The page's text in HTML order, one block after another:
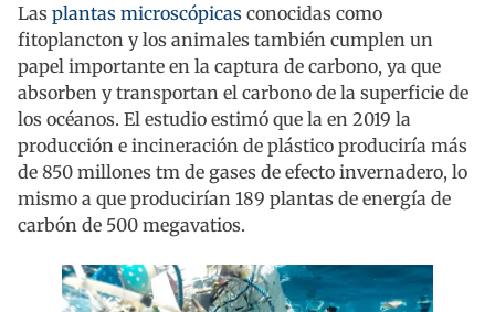
Las plantas microscópicas conocidas como
fitoplancton y los animales también cumplen un
papel importante en la captura de carbono, ya que
absorben y transportan el carbono de la superficie de
los océanos. El estudio estimó que la en 2019 la
producción e incineración de plástico produciría más
de 850 millones tm de gases de efecto invernadero, lo
mismo a que producirían 189 plantas de energía de
carbón de 500 megavatios.